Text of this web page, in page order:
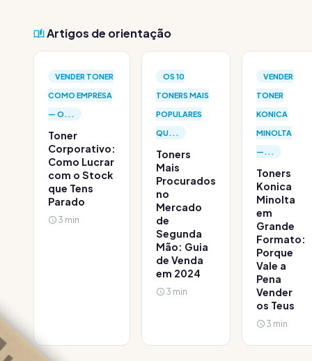
Artigos de orientação
VENDER TONER
COMO EMPRESA
— O...
Toner
Corporativo:
Como Lucrar
com o Stock
que Tens
Parado
3 min
OS 10
TONERS MAIS
POPULARES
QU...
Toners
Mais
Procurados
no
Mercado
de
Segunda
Mão: Guia
de Venda
em 2024
3 min
VENDER
TONER
KONICA
MINOLTA
—...
Toners
Konica
Minolta
em
Grande
Formato:
Porque
Vale a
Pena
Vender
os Teus
3 min